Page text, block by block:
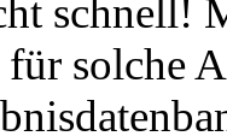
schnell!
solche